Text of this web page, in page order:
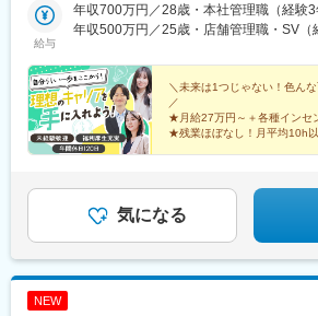
台市宮城野区榴岡3-4-1アゼリアヒルズ3
ル大宮店埼玉県さいたま市大宮区大門町
西蒲田7-48-10■テルルMEGAドン・キホ
さつき平1-1-1MAGAドン・キホーテ三郷
カドー横浜別所店神奈川県横浜市南区別
ー横浜別所店1階■テルルそよら横浜高田
高田西1-1-47 2階■テルルアリオ鷲宮店埼
仙台駅(地下鉄)
給与
年収700万円／28歳・本社管理職（経験3
年収500万円／25歳・店舗管理職・SV（
＼未来は1つじゃない！色ん
／
★月給27万円～＋各種インセ
★残業ほぼなし！月平均10h
気になる
NEW